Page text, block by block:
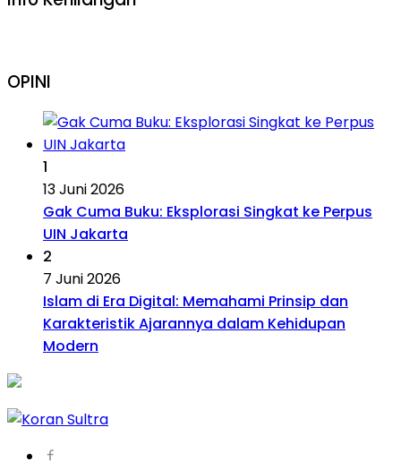
OPINI
1
13 Juni 2026
Gak Cuma Buku: Eksplorasi Singkat ke Perpus
UIN Jakarta
2
7 Juni 2026
Islam di Era Digital: Memahami Prinsip dan
Karakteristik Ajarannya dalam Kehidupan
Modern